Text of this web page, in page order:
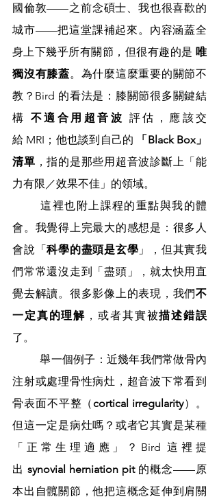
國倫敦——之前念碩士、我也很喜歡的
城市——把這堂課補起來。內容涵蓋全
身上下幾乎所有關節，但很有趣的是 唯
獨沒有膝蓋。為什麼這麼重要的關節不
教？Bird 的看法是：膝關節很多關鍵結
構 不適合用超音波 評估，應該交
給 MRI；他也談到自己的
「Black Box」
清單 ，指的是那些用超音波診斷上「能
力有限／效果不佳」的領域。
	這裡也附上課程的重點與我的體
會。我覺得上完最大的感想是：很多人
會說「科學的盡頭是玄學 」，但其實我
們常常還沒走到「盡頭」，就太快用直
覺去解讀。很多影像上的表現，我們不
一定真的理解 ，或者其實被描述錯誤
了。
	舉一個例子：近幾年我們常做骨內
注射或處理骨性病灶，超音波下常看到
骨表面不平整（cortical irregularity）。
但這一定是病灶嗎？或者它其實是某種
「正常生理適應」？Bird 這裡提
出 synovial herniation pit 的概念——原
本出自髖關節，他把這概念延伸到肩關